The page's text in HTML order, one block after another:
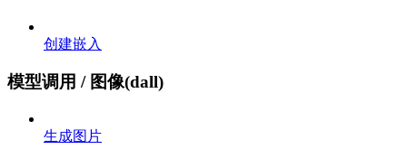
创建嵌入
模型调用 / 图像(dall)
生成图片